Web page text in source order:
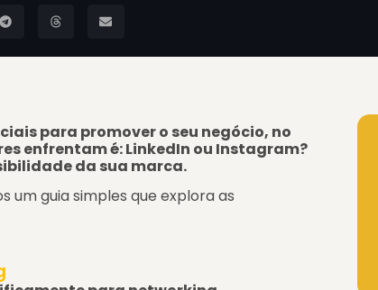
para promover o seu negócio, no
enfrentam é: LinkedIn ou Instagram?
da sua marca.
um guia simples que explora as